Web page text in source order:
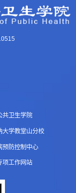
共卫生学院
大学教堂山分校
预防控制中心
项工作网站